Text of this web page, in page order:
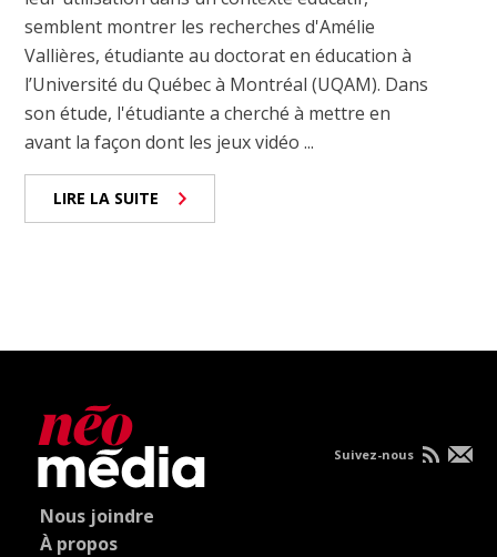
semblent montrer les recherches d'Amélie
Vallières, étudiante au doctorat en éducation à
l’Université du Québec à Montréal (UQAM). Dans
son étude, l'étudiante a cherché à mettre en
avant la façon dont les jeux vidéo ...
LIRE LA SUITE
Nous joindre
À propos
Suivez-nous